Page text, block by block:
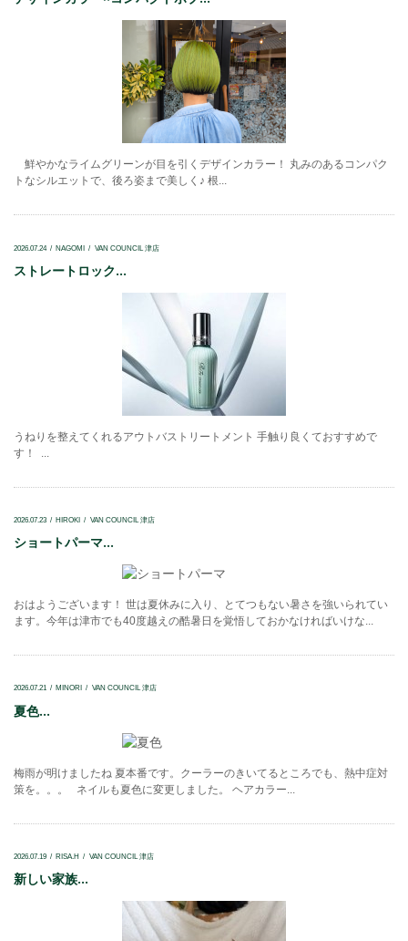
鮮やかなライムグリーンが目を引くデザインカラー！ 丸みのあるコンパク
トなシルエットで、後ろ姿まで美しく♪ 根...
2026.07.24 NAGOMI VAN COUNCIL 津店
ストレートロック...
うねりを整えてくれるアウトバストリートメント 手触り良くておすすめで
す！ ...
2026.07.23 HIROKI VAN COUNCIL 津店
ショートパーマ...
おはようございます！ 世は夏休みに入り、とてつもない暑さを強いられてい
ます。今年は津市でも40度越えの酷暑日を覚悟しておかなければいけな...
2026.07.21 MINORI VAN COUNCIL 津店
夏色...
梅雨が明けましたね 夏本番です。クーラーのきいてるところでも、熱中症対
策を。。。 ネイルも夏色に変更しました。 ヘアカラー...
2026.07.19 RISA.H VAN COUNCIL 津店
新しい家族...